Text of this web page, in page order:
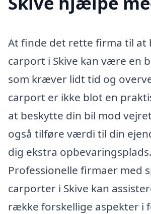
At finde det rette firma til at
carport i Skive kan være en
som kræver lidt tid og
carport er ikke blot en
at beskytte din bil mod
også tilføre værdi til din
dig ekstra opbevaringsplads.
Professionelle firmaer med
carporter i Skive kan
række forskellige aspekter i